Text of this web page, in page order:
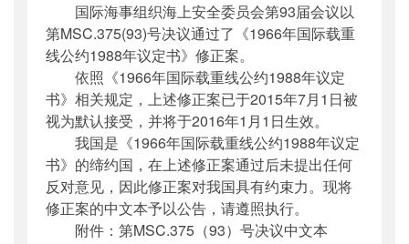
公开日期：2015年12月23日
主题词：
国际海事组织;公约;修正案;公告
机构分类：国际合作司
主题分类：
其他
公文类型： 其他
国际海事组织海上安全委员会第93届会议以
第MSC.375(93)号决议通过了《1966年国际载重
线公约1988年议定书》修正案。
依照《1966年国际载重线公约1988年议定
书》相关规定，上述修正案已于2015年7月1日被
视为默认接受，并将于2016年1月1日生效。
我国是《1966年国际载重线公约1988年议定
书》的缔约国，在上述修正案通过后未提出任何
反对意见，因此修正案对我国具有约束力。现将
修正案的中文本予以公告，请遵照执行。
附件：第MSC.375（93）号决议中文本